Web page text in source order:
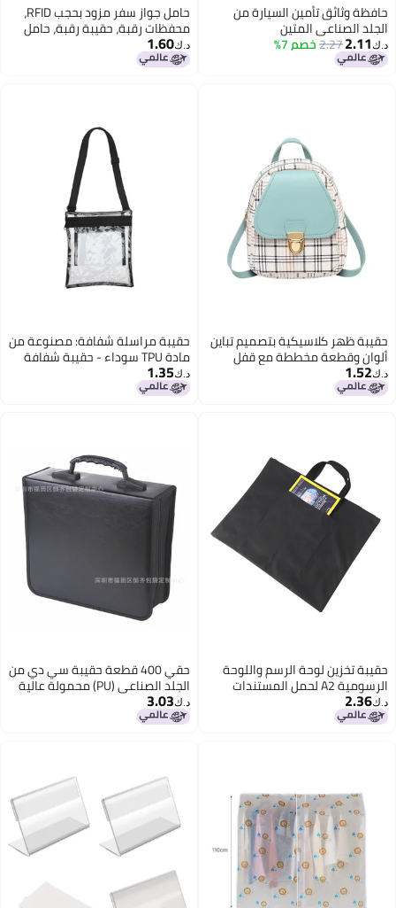
حافظة وثائق تأمين السيارة من
الجلد الصناعي المتين
د.ك‏2.11
2.27خصم 7%
حامل جواز سفر مزود بحجب RFID،
محفظات رقبة، حقيبة رقبة، حامل
جواز سفر عائلي، علبة منظم آمنة،
خفيفة الوزن للسفر للنساء والرجال /
د.ك‏1.60
حقيبة ظهر كلاسيكية بتصميم تباين
ألوان وقطعة مخططة مع قفل
معدني ذهبي، حقيبة ظهر يومية
للنساء للخروج والعمل
د.ك‏1.52
حقيبة مراسلة شفافة: مصنوعة من
مادة TPU سوداء - حقيبة شفافة
مع حزام كتف قابل للتعديل للفحص
الأمني والسفر والحفلات الموسيقية
د.ك‏1.35
حقيبة تخزين لوحة الرسم واللوحة
الرسومية A2 لحمل المستندات
د.ك‏2.36
حقي 400 قطعة حقيبة سي دي من
الجلد الصناعي (PU) محمولة عالية
السعة، تدعم الطباعة عبر الحدود،
اللون الأسود 400 قطعة
د.ك‏3.03